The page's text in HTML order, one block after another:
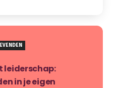
leiderschap:
in je eigen